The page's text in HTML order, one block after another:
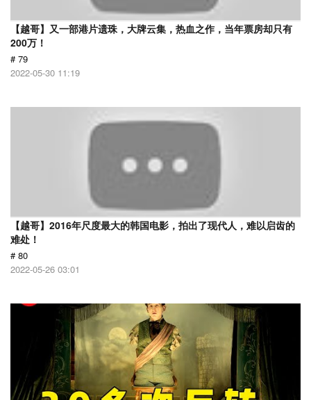
【越哥】又一部港片遗珠，大牌云集，热血之作，当年票房却只有
200万！
# 79
2022-05-30 11:19
【越哥】2016年尺度最大的韩国电影，拍出了现代人，难以启齿的
难处！
# 80
2022-05-26 03:01